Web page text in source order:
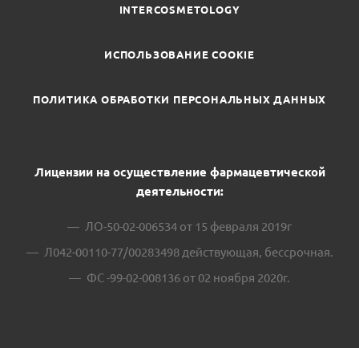
INTERCOSMETOLOGY
ИСПОЛЬЗОВАНИЕ COOKIE
ПОЛИТИКА ОБРАБОТКИ ПЕРСОНАЛЬНЫХ ДАННЫХ
Лицензии на осуществление фармацевтической
деятельности:
ЛО-50-02-006534 от 15 февраля 2019г
Л042-00110-77/00283498 действующая, бессрочная.
ФС -99-02-008136 от 02 ноября 2020г.